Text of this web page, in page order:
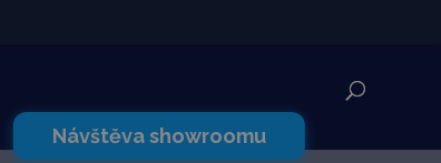
Návštěva showroomu